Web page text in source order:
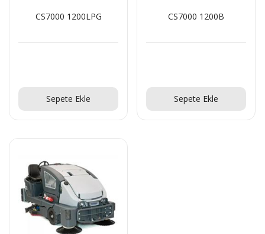
CS7000 1200LPG
Sepete Ekle
CS7000 1200B
Sepete Ekle